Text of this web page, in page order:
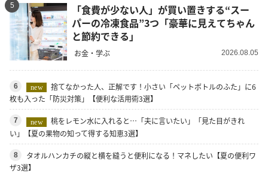
5
「食費が少ない人」が買い置きする“スー
パーの冷凍食品”3つ「豪華に見えてちゃん
と節約できる」
お金・学ぶ 2026.08.05
6 new
捨てなかった人、正解です！小さい「ペットボトルのふた」に6
枚も入った「防災対策」【便利な活用術3選】
7 new
桃をレモン水に入れると…「夫に言いたい」「見た目がきれ
い」【夏の果物の知って得する知恵3選】
8
タオルハンカチの縦と横を縫うと便利になる！マネしたい【夏の便利ワ
ザ3選】